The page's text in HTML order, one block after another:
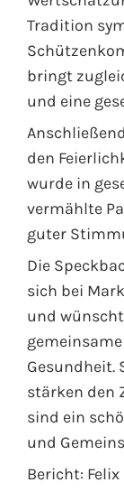
Tradition
bringt
und eine
den
wurde in
vermählte
guter
Die
sich bei
und
Gesundheit.
stärken den
sind ein
und
Bericht: